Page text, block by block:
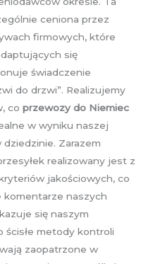
ceniona przez
firmowych, które
się
świadczenie
do drzwi”. Realizujemy
co przewozy do Niemiec
w wyniku naszej
Zarazem
realizowany jest z
jakościowych, co
komentarze naszych
się naszym
ścisłe metody kontroli
zaopatrzone w